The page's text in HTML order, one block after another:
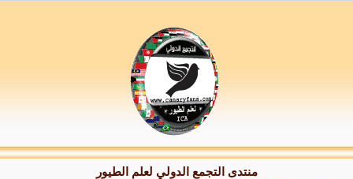
منتدى التجمع الدولي لعلم الطيور